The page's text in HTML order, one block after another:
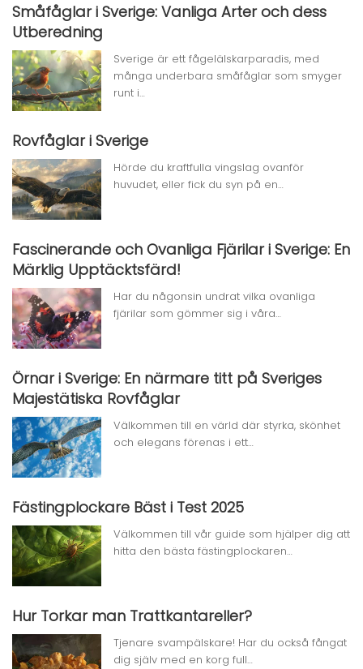
Småfåglar i Sverige: Vanliga Arter och dess
Utberedning
Sverige är ett fågelälskarparadis, med
många underbara småfåglar som smyger
runt i…
Rovfåglar i Sverige
Hörde du kraftfulla vingslag ovanför
huvudet, eller fick du syn på en…
Fascinerande och Ovanliga Fjärilar i Sverige: En
Märklig Upptäcktsfärd!
Har du någonsin undrat vilka ovanliga
fjärilar som gömmer sig i våra…
Örnar i Sverige: En närmare titt på Sveriges
Majestätiska Rovfåglar
Välkommen till en värld där styrka, skönhet
och elegans förenas i ett…
Fästingplockare Bäst i Test 2025
Välkommen till vår guide som hjälper dig att
hitta den bästa fästingplockaren…
Hur Torkar man Trattkantareller?
Tjenare svampälskare! Har du också fångat
dig själv med en korg full…